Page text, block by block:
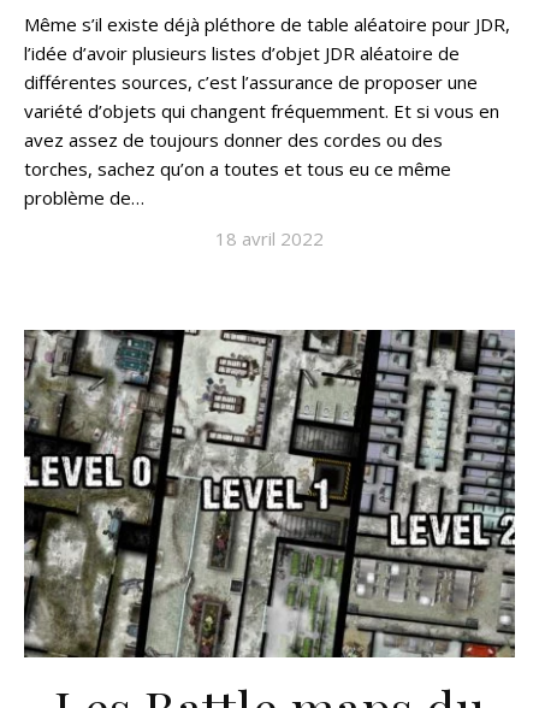
Même s’il existe déjà pléthore de table aléatoire pour JDR,
l’idée d’avoir plusieurs listes d’objet JDR aléatoire de
différentes sources, c’est l’assurance de proposer une
variété d’objets qui changent fréquemment. Et si vous en
avez assez de toujours donner des cordes ou des
torches, sachez qu’on a toutes et tous eu ce même
problème de…
18 avril 2022